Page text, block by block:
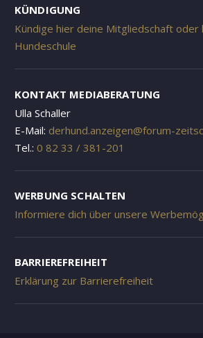
KÜNDIGUNG
Kündige hier deine Mitgliedschaft oder
Hundeschule
KONTAKT MEDIABERATUNG
Ulla Schaller
E-Mail: derhund.anzeigen@forum-
Tel.: 0 82 33 / 381-201
WERBUNG SCHALTEN
Informiere dich über unsere
BARRIEREFREIHEIT
Erklärung zur Barrierefreiheit